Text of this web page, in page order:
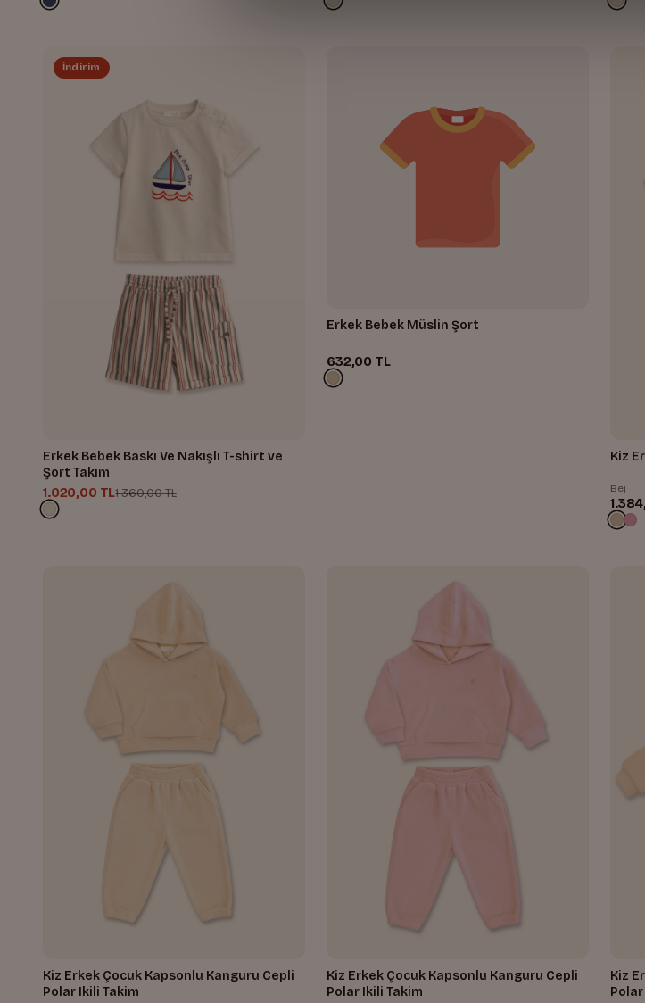
İndirim
Erkek Bebek Baskı Ve Nakışlı T-shirt ve
Şort Takım
1.020,00 TL1.360,00 TL
Erkek Bebek Müslin Şort
632,00 TL
Kiz
Bej
Kiz Erkek Çocuk Kapsonlu Kanguru Cepli
Polar Ikili Takim
Kiz Erkek Çocuk Kapsonlu Kanguru Cepli
Polar Ikili Takim
Kiz